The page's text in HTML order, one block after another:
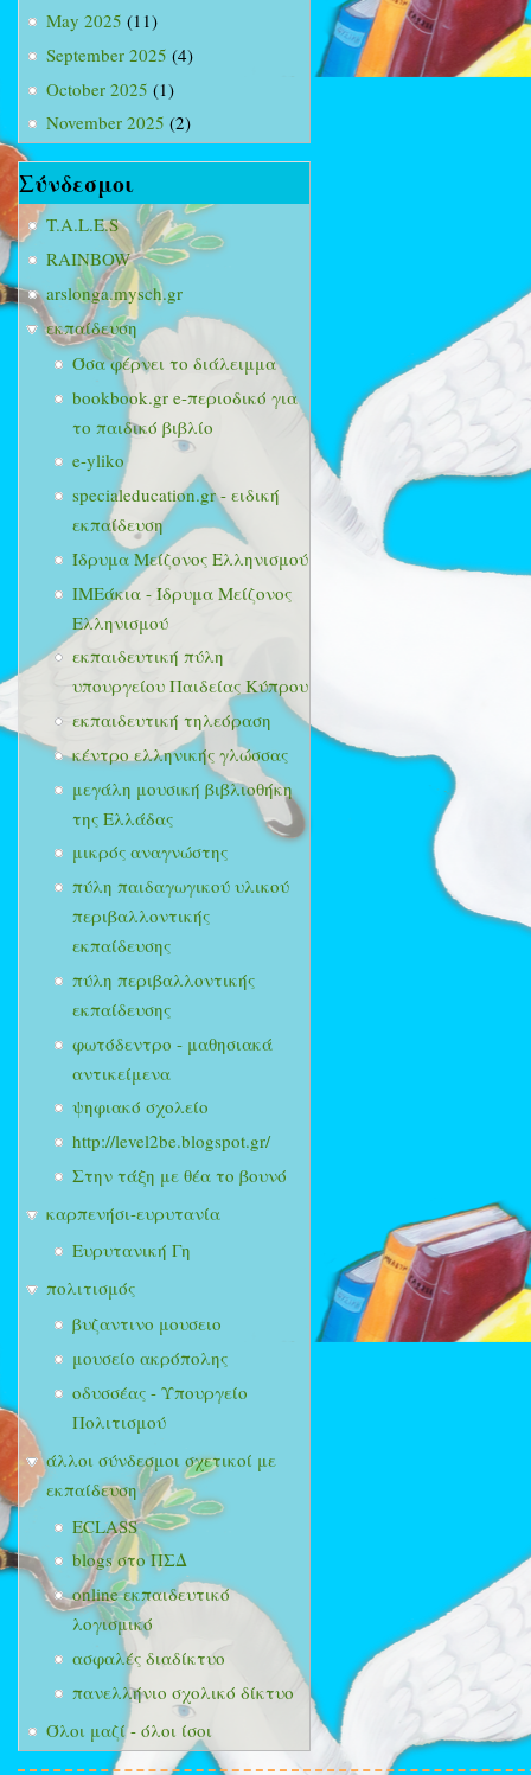
May 2025 (11)
September 2025 (4)
October 2025 (1)
November 2025 (2)
Σύνδεσμοι
T.A.L.E.S
RAINBOW
arslonga.mysch.gr
εκπαίδευση
Όσα φέρνει το διάλειμμα
bookbook.gr e-περιοδικό για
το παιδικό βιβλίο
e-yliko
specialeducation.gr - ειδική
εκπαίδευση
Ίδρυμα Μείζονος Ελληνισμού
ΙΜΕάκια - Ίδρυμα Μείζονος
Ελληνισμού
εκπαιδευτική πύλη
υπουργείου Παιδείας Κύπρου
εκπαιδευτική τηλεόραση
κέντρο ελληνικής γλώσσας
μεγάλη μουσική βιβλιοθήκη
της Ελλάδας
μικρός αναγνώστης
πύλη παιδαγωγικού υλικού
περιβαλλοντικής
εκπαίδευσης
πύλη περιβαλλοντικής
εκπαίδευσης
φωτόδεντρο - μαθησιακά
αντικείμενα
ψηφιακό σχολείο
http://level2be.blogspot.gr/
Στην τάξη με θέα το βουνό
καρπενήσι-ευρυτανία
Ευρυτανική Γη
πολιτισμός
βυζαντινο μουσειο
μουσείο ακρόπολης
οδυσσέας - Υπουργείο
Πολιτισμού
άλλοι σύνδεσμοι σχετικοί με
εκπαίδευση
ECLASS
blogs στο ΠΣΔ
online εκπαιδευτικό
λογισμικό
ασφαλές διαδίκτυο
πανελλήνιο σχολικό δίκτυο
Όλοι μαζί - όλοι ίσοι